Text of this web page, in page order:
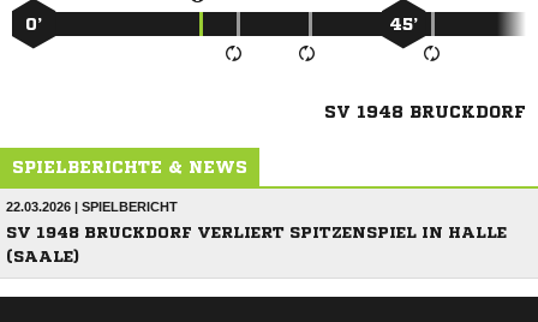
0’ 45’
SV 1948 BRUCKDORF
SPIELBERICHTE & NEWS
22.03.2026 | SPIELBERICHT
SV 1948 BRUCKDORF VERLIERT SPITZENSPIEL IN HALLE
(SAALE)